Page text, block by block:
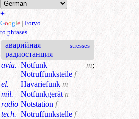
+
Google | Forvo | +
to phrases
аварийная
радиостанция
stresses
avia. Notfunk m;
Notruffunksteile f
el.
Havariefunk m
mil.
Notfunkgerät n
radio Notstation f
tech. Notruffunkstelle f